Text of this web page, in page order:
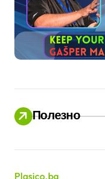
Полезно
Plasico.bg